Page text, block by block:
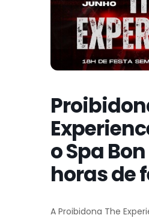
o Spa
horas de
A Proibidona The